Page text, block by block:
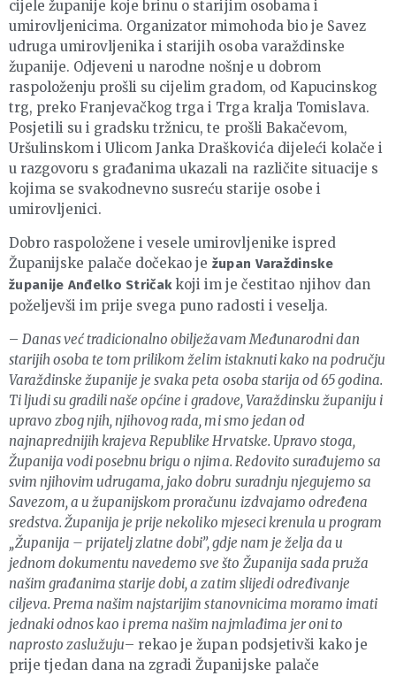
cijele županije koje brinu o starijim osobama i
umirovljenicima. Organizator mimohoda bio je Savez
udruga umirovljenika i starijih osoba varaždinske
županije. Odjeveni u narodne nošnje u dobrom
raspoloženju prošli su cijelim gradom, od Kapucinskog
trg, preko Franjevačkog trga i Trga kralja Tomislava.
Posjetili su i gradsku tržnicu, te prošli Bakačevom,
Uršulinskom i Ulicom Janka Draškovića dijeleći kolače i
u razgovoru s građanima ukazali na različite situacije s
kojima se svakodnevno susreću starije osobe i
umirovljenici.
Dobro raspoložene i vesele umirovljenike ispred
Županijske palače dočekao je župan Varaždinske
županije Anđelko Stričakkoji im je čestitao njihov dan
poželjevši im prije svega puno radosti i veselja.
–Danas već tradicionalno obilježavam Međunarodni dan
starijih osoba te tom prilikom želim istaknuti kako na području
Varaždinske županije je svaka peta osoba starija od 65 godina.
Ti ljudi su gradili naše općine i gradove, Varaždinsku županiju i
upravo zbog njih, njihovog rada, mi smo jedan od
najnaprednijih krajeva Republike Hrvatske. Upravo stoga,
Županija vodi posebnu brigu o njima. Redovito surađujemo sa
svim njihovim udrugama, jako dobru suradnju njegujemo sa
Savezom, a u županijskom proračunu izdvajamo određena
sredstva. Županija je prije nekoliko mjeseci krenula u program
„Županija – prijatelj zlatne dobi”, gdje nam je želja da u
jednom dokumentu navedemo sve što Županija sada pruža
našim građanima starije dobi, a zatim slijedi određivanje
ciljeva. Prema našim najstarijim stanovnicima moramo imati
jednaki odnos kao i prema našim najmlađima jer oni to
naprosto zaslužuju– rekao je župan podsjetivši kako je
prije tjedan dana na zgradi Županijske palače